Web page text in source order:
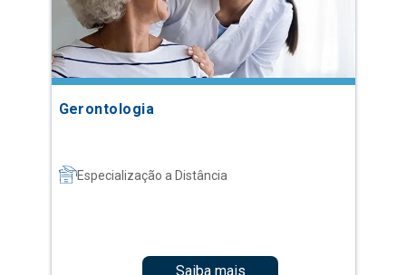
Gerontologia
Especialização a Distância
Saiba mais